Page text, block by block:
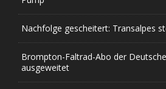
Nachfolge gescheitert: Transalpes
Brompton-Faltrad-Abo der
ausgeweitet